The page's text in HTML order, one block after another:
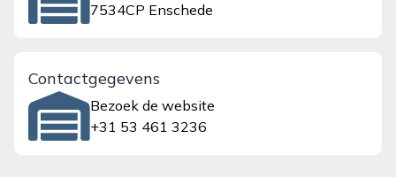
7534CP Enschede
Contactgegevens
Bezoek de website
+31 53 461 3236